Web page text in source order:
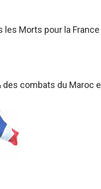
Morts pour la France
combats du Maroc